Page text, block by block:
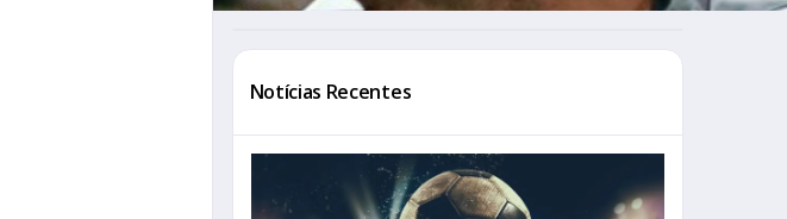
Notícias Recentes